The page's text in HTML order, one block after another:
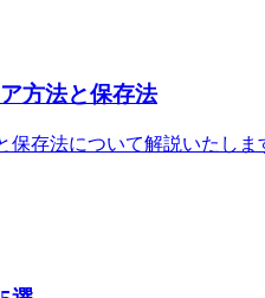
方法と保存法
保存法について解説いたし